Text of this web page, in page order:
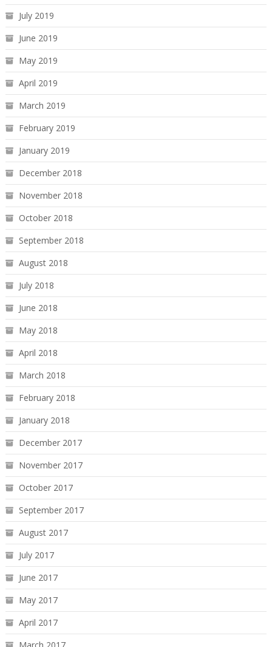
July 2019
June 2019
May 2019
April 2019
March 2019
February 2019
January 2019
December 2018
November 2018
October 2018
September 2018
August 2018
July 2018
June 2018
May 2018
April 2018
March 2018
February 2018
January 2018
December 2017
November 2017
October 2017
September 2017
August 2017
July 2017
June 2017
May 2017
April 2017